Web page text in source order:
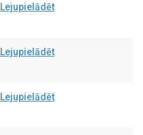
Lejupielādēt
Lejupielādēt
Lejupielādēt